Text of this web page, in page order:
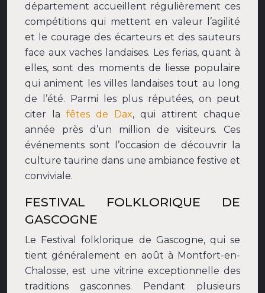
département accueillent régulièrement ces
compétitions qui mettent en valeur l’agilité
et le courage des écarteurs et des sauteurs
face aux vaches landaises. Les ferias, quant à
elles, sont des moments de liesse populaire
qui animent les villes landaises tout au long
de l’été. Parmi les plus réputées, on peut
citer la fêtes de Dax, qui attirent chaque
année près d’un million de visiteurs. Ces
événements sont l’occasion de découvrir la
culture taurine dans une ambiance festive et
conviviale.
FESTIVAL FOLKLORIQUE DE
GASCOGNE
Le Festival folklorique de Gascogne, qui se
tient généralement en août à Montfort-en-
Chalosse, est une vitrine exceptionnelle des
traditions gasconnes. Pendant plusieurs